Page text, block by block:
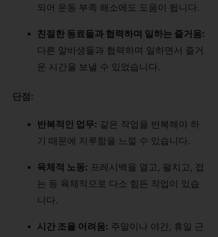
되어 운동 부족 해소에도 도움이 됩니다.
친절한 동료들과 협력하며 일하는 즐거움:
다른 알바생들과 협력하며 일하면서 즐거
운 시간을 보낼 수 있었습니다.
단점:
반복적인 업무: 같은 작업을 반복해야 하
기 때문에 지루함을 느낄 수 있습니다.
육체적 노동: 프레시백을 열고, 펼치고, 접
는 등 육체적으로 다소 힘든 작업이 있습
니다.
시간 조율 어려움: 주말이나 야간, 휴일 근